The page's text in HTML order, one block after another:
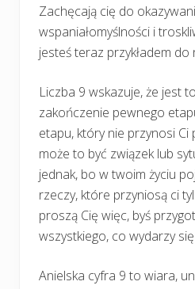
Zachęcają cię do
wspaniałomyślności i
jesteś teraz przykładem do
Liczba 9 wskazuje, że jest
zakończenie pewnego
etapu, który nie przynosi Ci
może to być związek lub
jednak, bo w twoim życiu
rzeczy, które przyniosą ci
proszą Cię więc, byś
wszystkiego, co wydarzy
Anielska cyfra 9 to wiara,